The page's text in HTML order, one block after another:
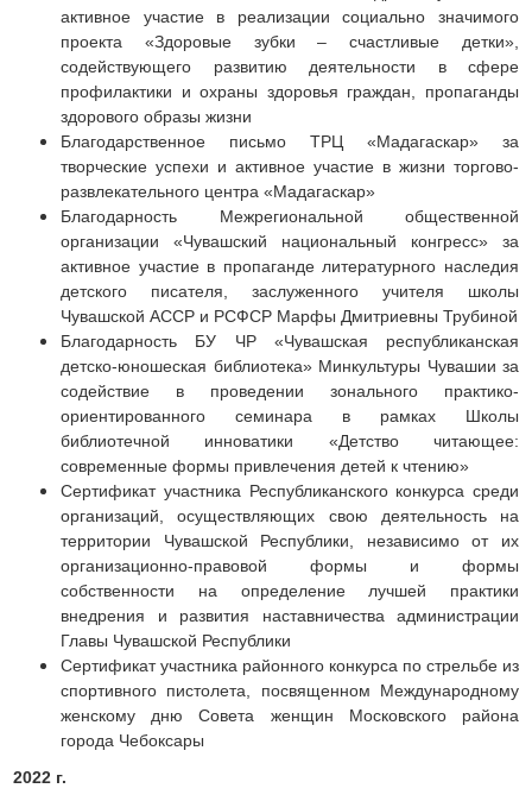
активное участие в реализации социально значимого
проекта «Здоровые зубки – счастливые детки»,
содействующего развитию деятельности в сфере
профилактики и охраны здоровья граждан, пропаганды
здорового образы жизни
Благодарственное письмо ТРЦ «Мадагаскар» за
творческие успехи и активное участие в жизни торгово-
развлекательного центра «Мадагаскар»
Благодарность Межрегиональной общественной
организации «Чувашский национальный конгресс» за
активное участие в пропаганде литературного наследия
детского писателя, заслуженного учителя школы
Чувашской АССР и РСФСР Марфы Дмитриевны Трубиной
Благодарность БУ ЧР «Чувашская республиканская
детско-юношеская библиотека» Минкультуры Чувашии за
содействие в проведении зонального практико-
ориентированного семинара в рамках Школы
библиотечной инноватики «Детство читающее:
современные формы привлечения детей к чтению»
Сертификат участника Республиканского конкурса среди
организаций, осуществляющих свою деятельность на
территории Чувашской Республики, независимо от их
организационно-правовой формы и формы
собственности на определение лучшей практики
внедрения и развития наставничества администрации
Главы Чувашской Республики
Сертификат участника районного конкурса по стрельбе из
спортивного пистолета, посвященном Международному
женскому дню Совета женщин Московского района
города Чебоксары
2022 г.